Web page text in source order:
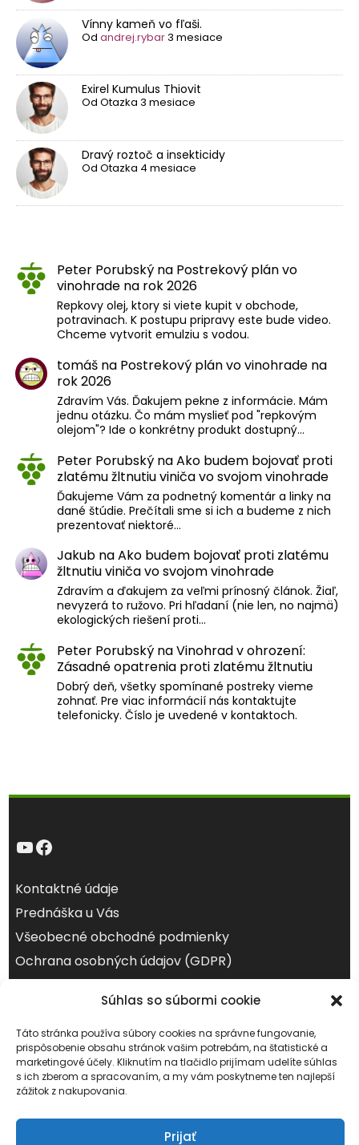
Súhlas so súbormi cookie
Táto stránka používa súbory cookies na správne fungovanie,
prispôsobenie obsahu stránok vašim potrebám, na štatistické a
marketingové účely. Kliknutím na tlačidlo prijímam udelíte súhlas
s ich zberom a spracovaním, a my vám poskytneme ten najlepší
zážitok z nakupovania.
Prijať
Vínny kameň vo fľaši.
Od andrej.rybar3 mesiace
Exirel Kumulus Thiovit
Od Otazka 3 mesiace
Dravý roztoč a insekticidy
Od Otazka 4 mesiace
Peter Porubský na Postrekový plán vo
vinohrade na rok 2026
Repkovy olej, ktory si viete kupit v obchode,
potravinach. K postupu pripravy este bude video.
Chceme vytvorit emulziu s vodou.
tomáš na Postrekový plán vo vinohrade na
rok 2026
Zdravím Vás. Ďakujem pekne z informácie. Mám
jednu otázku. Čo mám myslieť pod "repkovým
olejom"? Ide o konkrétny produkt dostupný…
Peter Porubský naAko budem bojovať proti
zlatému žltnutiu viniča vo svojom vinohrade
Ďakujeme Vám za podnetný komentár a linky na
dané štúdie. Prečítali sme si ich a budeme z nich
prezentovať niektoré…
Jakub naAko budem bojovať proti zlatému
žltnutiu viniča vo svojom vinohrade
Zdravím a ďakujem za veľmi prínosný článok. Žiaľ,
nevyzerá to ružovo. Pri hľadaní (nie len, no najmä)
ekologických riešení proti…
Peter Porubský naVinohrad v ohrození:
Zásadné opatrenia proti zlatému žltnutiu
Dobrý deň, všetky spomínané postreky vieme
zohnať. Pre viac informácií nás kontaktujte
telefonicky. Číslo je uvedené v kontaktoch.
YouTube
Facebook
Kontaktné údaje
Prednáška u Vás
Všeobecné obchodné podmienky
Ochrana osobných údajov (GDPR)
august 2026
1
2
3
4 5 6 7 8
9
10
11 12
17
18 19 20 21 22
23